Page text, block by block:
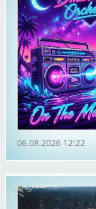
06.08.2026 12:22